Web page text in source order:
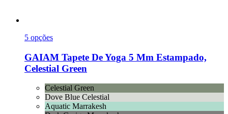
5 opções
GAIAM Tapete De Yoga 5 Mm Estampado,
Celestial Green
Celestial Green
Dove Blue Celestial
Aquatic Marrakesh